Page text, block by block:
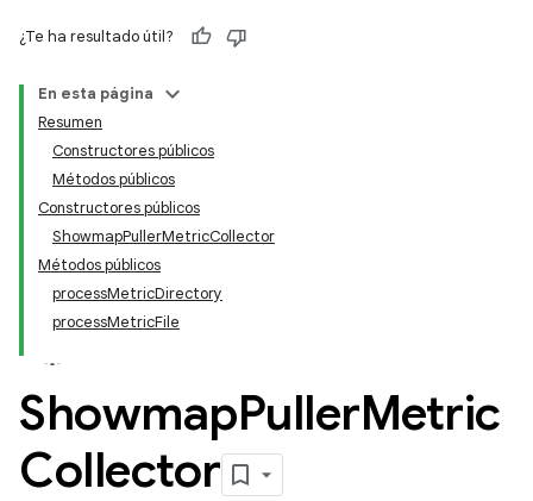
¿Te ha resultado útil?
En esta página
Resumen
Constructores públicos
Métodos públicos
Constructores públicos
ShowmapPullerMetricCollector
Métodos públicos
processMetricDirectory
processMetricFile
ShowmapPullerMetric
Collector